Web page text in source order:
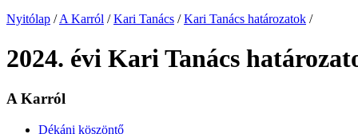
Nyitólap / A Karról / Kari Tanács / Kari Tanács határozatok /
2024. évi Kari Tanács
A Karról
Dékáni köszöntő